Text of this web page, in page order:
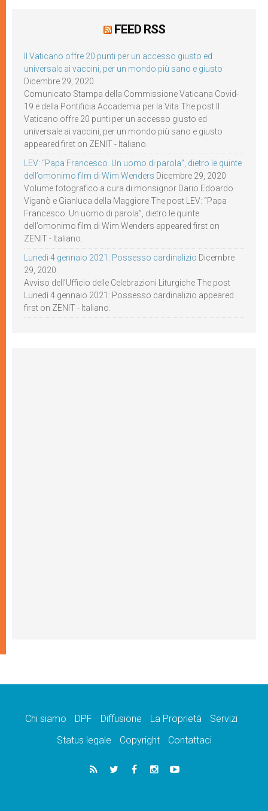
FEED RSS
Il Vaticano offre 20 punti per un accesso giusto ed
universale ai vaccini, per un mondo più sano e giusto
Dicembre 29, 2020
Comunicato Stampa della Commissione Vaticana Covid-
19 e della Pontificia Accademia per la Vita The post Il
Vaticano offre 20 punti per un accesso giusto ed
universale ai vaccini, per un mondo più sano e giusto
appeared first on ZENIT - Italiano.
LEV: “Papa Francesco. Un uomo di parola”, dietro le quinte
dell’omonimo film di Wim Wenders Dicembre 29, 2020
Volume fotografico a cura di monsignor Dario Edoardo
Viganò e Gianluca della Maggiore The post LEV: “Papa
Francesco. Un uomo di parola”, dietro le quinte
dell’omonimo film di Wim Wenders appeared first on
ZENIT - Italiano.
Lunedì 4 gennaio 2021: Possesso cardinalizio Dicembre
29, 2020
Avviso dell’Ufficio delle Celebrazioni Liturgiche The post
Lunedì 4 gennaio 2021: Possesso cardinalizio appeared
first on ZENIT - Italiano.
Chi siamo DPF Diffusione La Proprietà
Servizi
Status legale
Copyright Contattaci